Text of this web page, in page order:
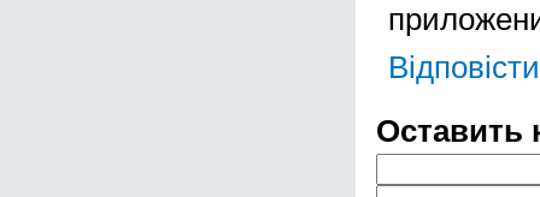
Відповісти
Оставить